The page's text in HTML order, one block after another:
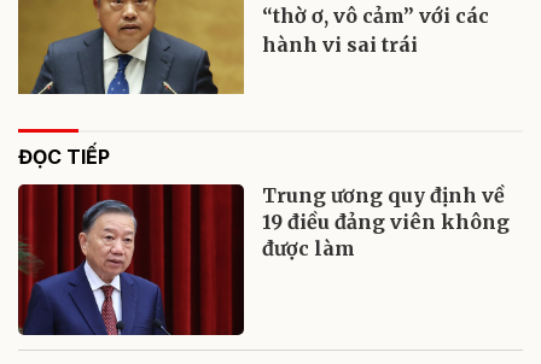
“thờ ơ, vô cảm” với các
hành vi sai trái
ĐỌC TIẾP
Trung ương quy định về
19 điều đảng viên không
được làm